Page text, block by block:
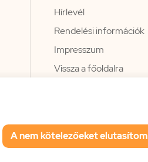
A nem kötelezőeket elutasítom
Hírlevél
Rendelési információk
Impresszum
Vissza a főoldalra